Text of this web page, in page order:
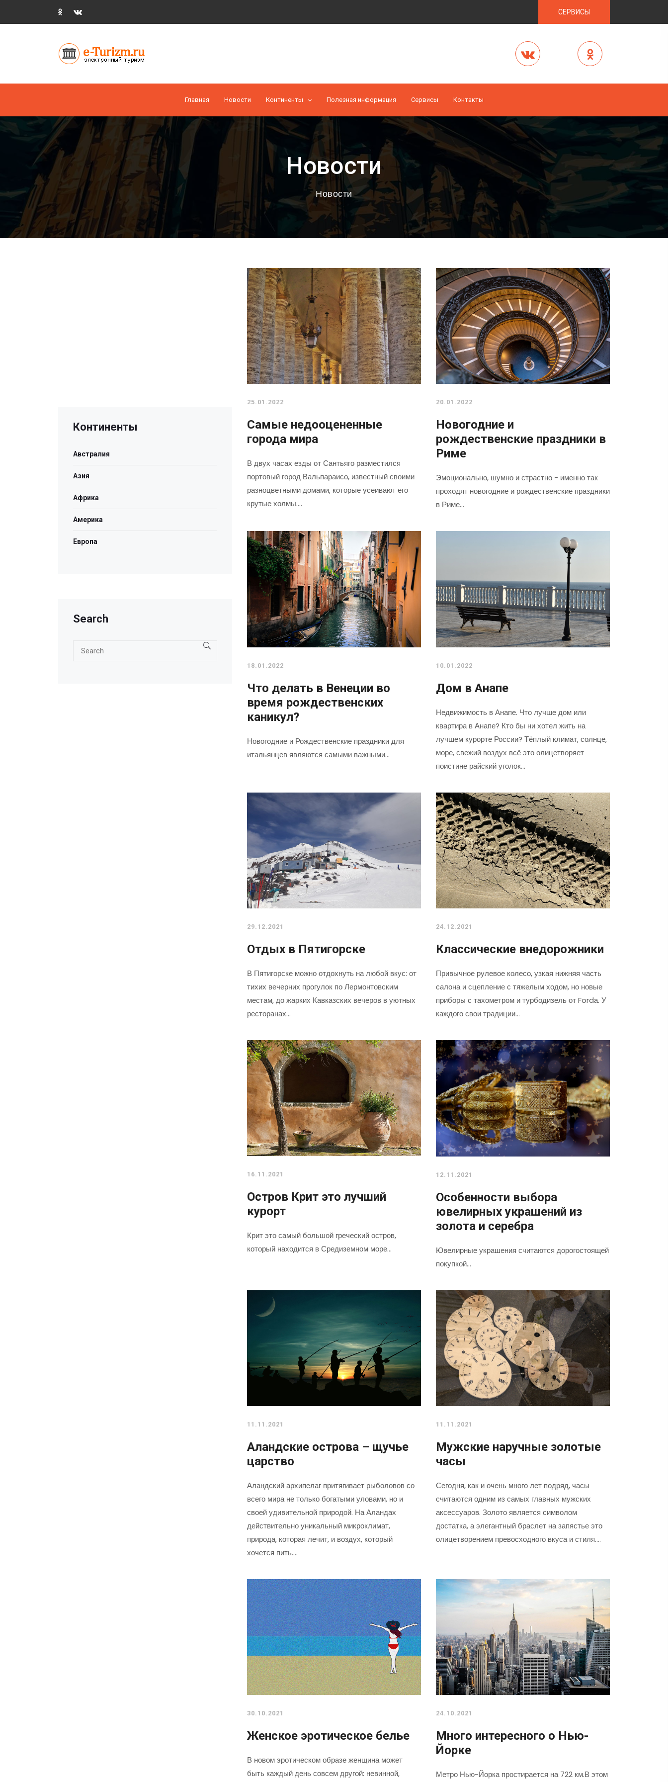
СЕРВИСЫ
Главная Новости Континенты Полезная информация Cервисы Контакты
Новости
Новости
25.01.2022
Самые недооцененные
города мира
В двух часах езды от Сантьяго разместился
портовый город Вальпараисо, известный своими
разноцветными домами, которые усеивают его
крутые холмы.…
20.01.2022
Новогодние и
рождественские праздники в
Риме
Эмоционально, шумно и страстно - именно так
проходят новогодние и рождественские праздники
в Риме…
18.01.2022
Что делать в Венеции во
время рождественских
каникул?
Новогодние и Рождественские праздники для
итальянцев являются самыми важными…
10.01.2022
Дом в Анапе
Недвижимость в Анапе. Что лучше дом или
квартира в Анапе? Кто бы ни хотел жить на
лучшем курорте России? Тёплый климат, солнце,
море, свежий воздух всё это олицетворяет
поистине райский уголок…
29.12.2021
Отдых в Пятигорске
В Пятигорске можно отдохнуть на любой вкус: от
тихих вечерних прогулок по Лермонтовским
местам, до жарких Кавказских вечеров в уютных
ресторанах…
24.12.2021
Классические внедорожники
Привычное рулевое колесо, узкая нижняя часть
салона и сцепление с тяжелым ходом, но новые
приборы с тахометром и турбодизель от Fordа. У
каждого свои традиции…
16.11.2021
Остров Крит это лучший
курорт
Крит это самый большой греческий остров,
который находится в Средиземном море…
12.11.2021
Особенности выбора
ювелирных украшений из
золота и серебра
Ювелирные украшения считаются дорогостоящей
покупкой…
11.11.2021
Аландские острова – щучье
царство
Аландский архипелаг притягивает рыболовов со
всего мира не только богатыми уловами, но и
своей удивительной природой. На Аландах
действительно уникальный микроклимат,
природа, которая лечит, и воздух, который
хочется пить.…
11.11.2021
Мужские наручные золотые
часы
Сегодня, как и очень много лет подряд, часы
считаются одним из самых главных мужских
аксессуаров. Золото является символом
достатка, а элегантный браслет на запястье это
олицетворением превосходного вкуса и стиля.…
30.10.2021
Женское эротическое белье
В новом эротическом образе женщина может
быть каждый день совсем другой: невинной,
24.10.2021
Много интересного о Нью-
Йорке
Метро Нью-Йорка простирается на 722 км.В этом
Континенты
Австралия
Азия
Африка
Америка
Европа
Search